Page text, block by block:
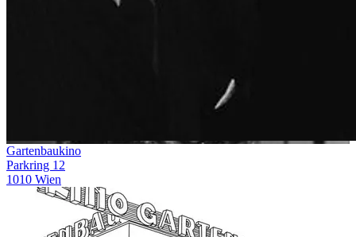
Gartenbaukino
Parkring 12
1010 Wien